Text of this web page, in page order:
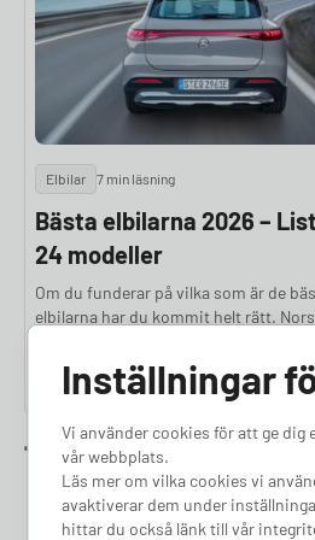
Elbilar 7 min läsning
Bästa elbilarna 2026 –
24 modeller
Om du funderar på vilka som är de
elbilarna har du kommit helt rätt.
elbilar varje år för att ge dig en objektiv
välgrundad ranking. Bedömningarna
räckvidd, komfort, lastutrymme och
prisvärdhet, kombinerat med
subjektiva intryck. I den här artikeln
vi de 24 bästa elbilarna 2026.
Läs vidare
Inställningar
Vi använder cookies för att ge dig
vår webbplats.
Läs mer om vilka cookies vi
avaktiverar dem under
hittar du också länk till vår